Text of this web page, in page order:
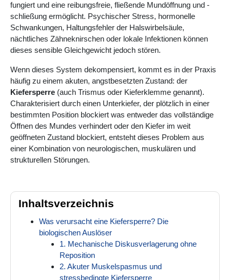
fungiert und eine reibungsfreie, fließende Mundöffnung und -
schließung ermöglicht. Psychischer Stress, hormonelle
Schwankungen, Haltungsfehler der Halswirbelsäule,
nächtliches Zähneknirschen oder lokale Infektionen können
dieses sensible Gleichgewicht jedoch stören.
Wenn dieses System dekompensiert, kommt es in der Praxis
häufig zu einem akuten, angstbesetzten Zustand: der
Kiefersperre (auch Trismus oder Kieferklemme genannt).
Charakterisiert durch einen Unterkiefer, der plötzlich in einer
bestimmten Position blockiert was entweder das vollständige
Öffnen des Mundes verhindert oder den Kiefer im weit
geöffneten Zustand blockiert, entsteht dieses Problem aus
einer Kombination von neurologischen, muskulären und
strukturellen Störungen.
Inhaltsverzeichnis
Was verursacht eine Kiefersperre? Die
biologischen Auslöser
1. Mechanische Diskusverlagerung ohne
Reposition
2. Akuter Muskelspasmus und
stressbedingte Kiefersperre